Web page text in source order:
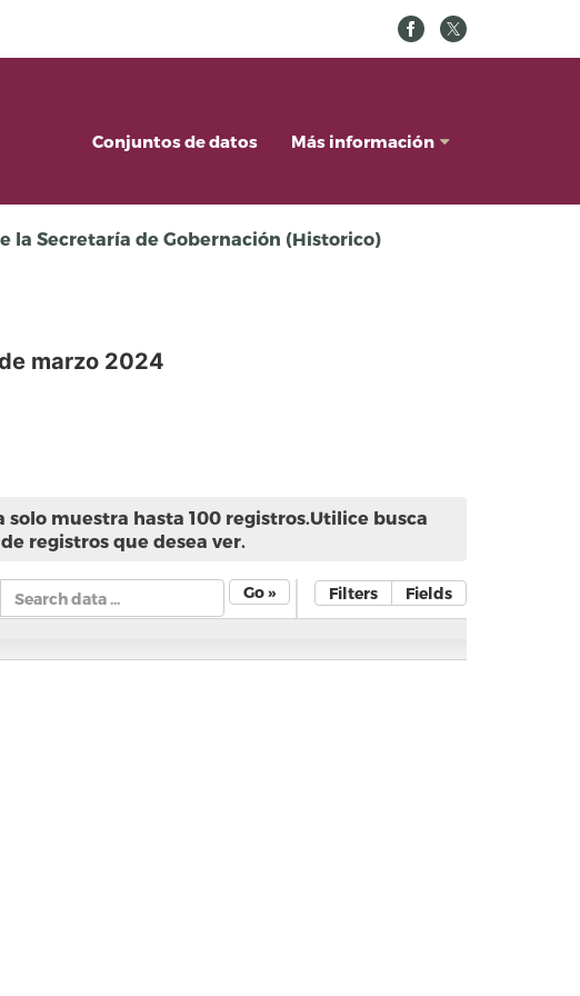
Conjuntos de datos Más información
la Secretaría de Gobernación (Historico)
marzo 2024
muestra hasta 100 registros.Utilice busca
registros que desea ver.
Filters Fields
Go »